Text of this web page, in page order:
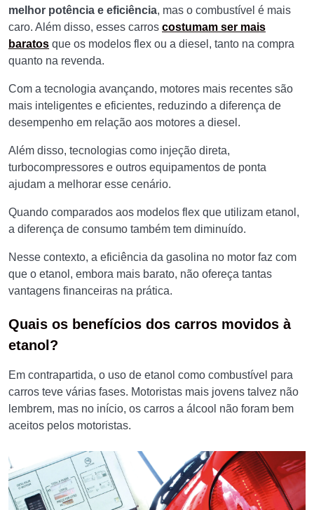
melhor potência e eficiência, mas o combustível é mais
caro. Além disso, esses carros costumam ser mais
baratos que os modelos flex ou a diesel, tanto na compra
quanto na revenda.
Com a tecnologia avançando, motores mais recentes são
mais inteligentes e eficientes, reduzindo a diferença de
desempenho em relação aos motores a diesel.
Além disso, tecnologias como injeção direta,
turbocompressores e outros equipamentos de ponta
ajudam a melhorar esse cenário.
Quando comparados aos modelos flex que utilizam etanol,
a diferença de consumo também tem diminuído.
Nesse contexto, a eficiência da gasolina no motor faz com
que o etanol, embora mais barato, não ofereça tantas
vantagens financeiras na prática.
Quais os benefícios dos carros movidos à
etanol?
Em contrapartida, o uso de etanol como combustível para
carros teve várias fases. Motoristas mais jovens talvez não
lembrem, mas no início, os carros a álcool não foram bem
aceitos pelos motoristas.